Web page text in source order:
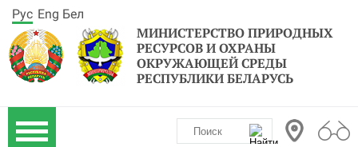
МИНИСТЕРСТВО ПРИРОДНЫХ
РЕСУРСОВ И ОХРАНЫ
ОКРУЖАЮЩЕЙ СРЕДЫ
РЕСПУБЛИКИ БЕЛАРУСЬ
Рус Eng Бел